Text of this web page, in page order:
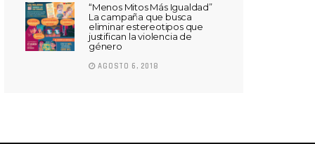
“Menos Mitos Más Igualdad”
La campaña que busca
eliminar estereotipos que
justifican la violencia de
género
AGOSTO 6, 2018